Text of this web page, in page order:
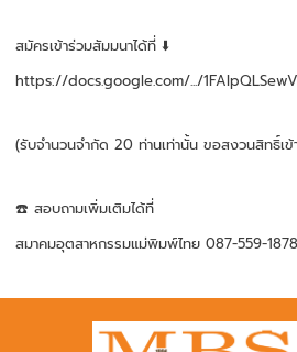
สมัครเข้าร่วมสัมมนาได้ที่ ⬇️
https://docs.google.com/.../
(รับจำนวนจำกัด 20 ท่านเท่านั้น ขอสงวนสิทธิ์เ
☎️ สอบถามเพิ่มเติมได้ที่
สมาคมอุตสาหกรรมแม่พิมพ์ไทย 087-559-1878